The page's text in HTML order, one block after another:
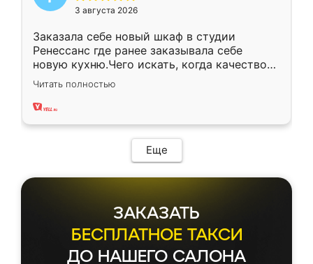
3 августа 2026
Заказала себе новый шкаф в студии
Ренессанс где ранее заказывала себе
новую кухню.Чего искать, когда качеством
вполне довольна. Служит кухня уже почти
два года, нареканий нет.
Читать полностью
Еще
ЗАКАЗАТЬ
БЕСПЛАТНОЕ ТАКСИ
ДО НАШЕГО САЛОНА